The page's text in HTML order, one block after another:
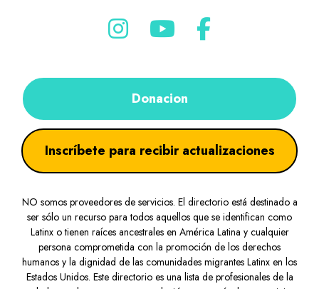
Donacion
Inscríbete para recibir actualizaciones
NO somos proveedores de servicios. El directorio está destinado a
ser sólo un recurso para todos aquellos que se identifican como
Latinx o tienen raíces ancestrales en América Latina y cualquier
persona comprometida con la promoción de los derechos
humanos y la dignidad de las comunidades migrantes Latinx en los
Estados Unidos. Este directorio es una lista de profesionales de la